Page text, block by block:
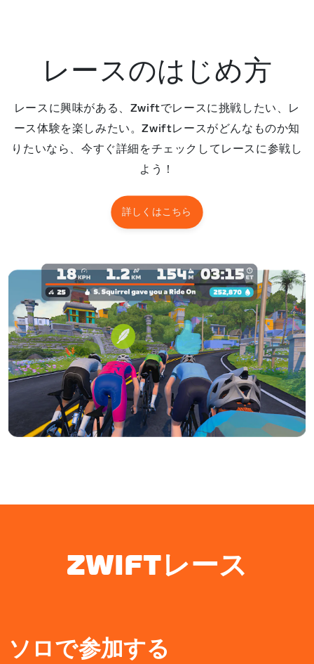
レースのはじめ方
レースに興味がある、Zwiftでレースに挑戦したい、レ
ース体験を楽しみたい。Zwiftレースがどんなものか知
りたいなら、今すぐ詳細をチェックしてレースに参戦し
よう！
詳しくはこちら
ZWIFTレース
ソロで参加する